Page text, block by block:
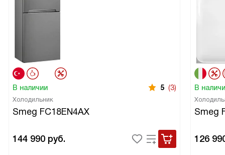
В наличии 5 (3)
Холодильник
Smeg FC18EN4AX
144 990 руб.
В
Smeg
126